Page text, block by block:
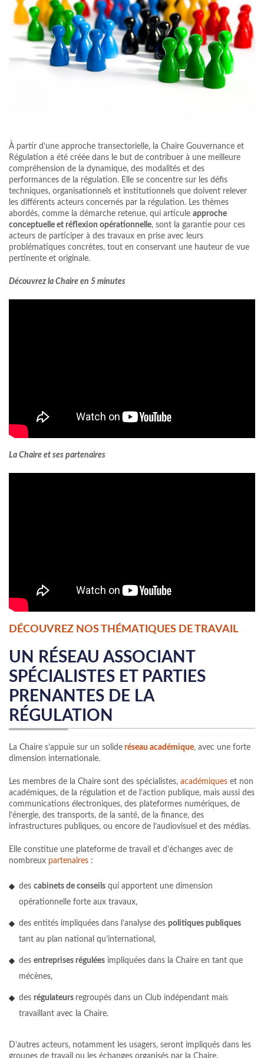
À partir d’une approche transectorielle, la Chaire Gouvernance et
Régulation a été créée dans le but de contribuer à une meilleure
compréhension de la dynamique, des modalités et des
performances de la régulation. Elle se concentre sur les défis
techniques, organisationnels et institutionnels que doivent relever
les différents acteurs concernés par la régulation. Les thèmes
abordés, comme la démarche retenue, qui articule approche
conceptuelle et réflexion opérationnelle, sont la garantie pour ces
acteurs de participer à des travaux en prise avec leurs
problématiques concrètes, tout en conservant une hauteur de vue
pertinente et originale.
Découvrez la Chaire en 5 minutes
La Chaire et ses partenaires
DÉCOUVREZ NOS THÉMATIQUES DE TRAVAIL
UN RÉSEAU ASSOCIANT
SPÉCIALISTES ET PARTIES
PRENANTES DE LA
RÉGULATION
La Chaire s’appuie sur un solide réseau académique, avec une forte
dimension internationale.
Les membres de la Chaire sont des spécialistes, académiques et non
académiques, de la régulation et de l’action publique, mais aussi des
communications électroniques, des plateformes numériques, de
l’énergie, des transports, de la santé, de la finance, des
infrastructures publiques, ou encore de l’audiovisuel et des médias.
Elle constitue une plateforme de travail et d'échanges avec de
nombreux partenaires :
des cabinets de conseils qui apportent une dimension
opérationnelle forte aux travaux,
des entités impliquées dans l’analyse des politiques publiques
tant au plan national qu’international,
des entreprises régulées impliquées dans la Chaire en tant que
mécènes,
des régulateurs regroupés dans un Club indépendant mais
travaillant avec la Chaire.
D’autres acteurs, notamment les usagers, seront impliqués dans les
groupes de travail ou les échanges organisés par la Chaire.